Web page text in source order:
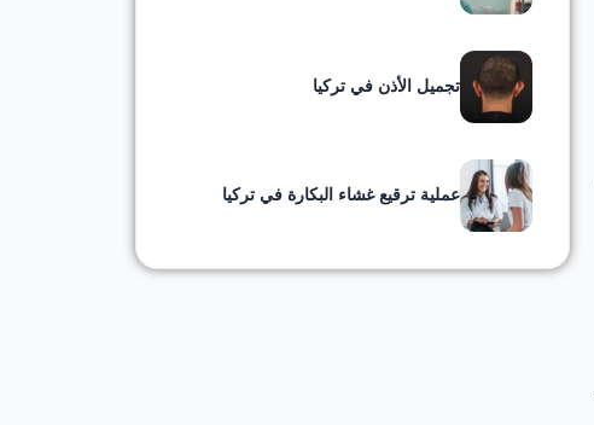
تجميل الأذن في تركيا
عملية ترقيع غشاء البكارة في تركيا